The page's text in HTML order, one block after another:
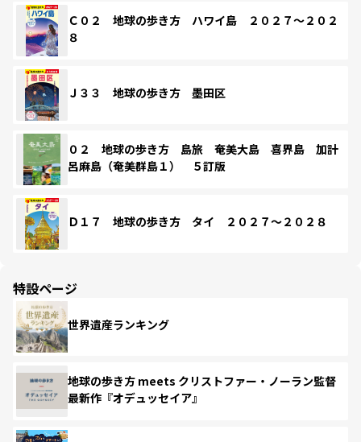
Ｃ０２ 地球の歩き方 ハワイ島 ２０２７～２０２
８
Ｊ３３ 地球の歩き方 墨田区
０２ 地球の歩き方 島旅 奄美大島 喜界島 加計
呂麻島（奄美群島１） ５訂版
Ｄ１７ 地球の歩き方 タイ ２０２７～２０２８
特設ページ
世界遺産ランキング
地球の歩き方 meets クリストファー・ノーラン監督
最新作『オデュッセイア』